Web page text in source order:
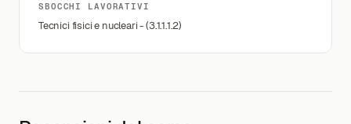
SBOCCHI LAVORATIVI
Tecnici fisici e nucleari - (3.1.1.1.2)